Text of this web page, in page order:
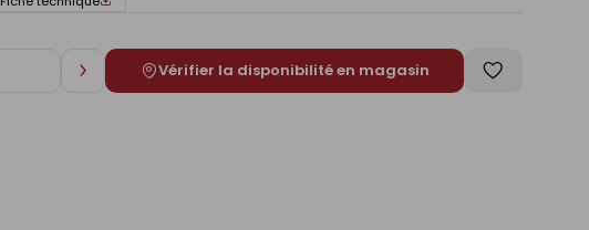
AugmenterVérifier la disponibilité en magasin
Enregistrer